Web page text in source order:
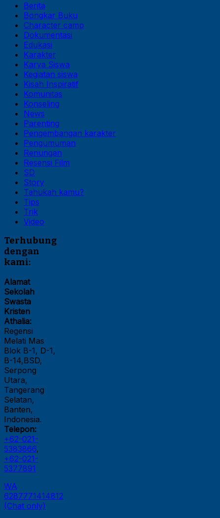
Berita
Bongkar Buku
Character camp
Dokumentasi
Edukasi
Karakter
Karya Siswa
Kegiatan siswa
Kisah Inspiratif
Komunitas
Konseling
News
Parenting
Pengembangan karakter
Pengumuman
Renungan
Resensi Film
SD
Story
Tahukah kamu?
Tips
Trik
Video
Terhubung
dengan
kami:
Alamat
Sekolah
Swasta
Kristen
Athalia:
Regensi
Melati Mas
Blok B-1, D-1,
B-14,BSD,
Serpong
Utara,
Tangerang
Selatan,
Banten,
Indonesia.
Telepon:
+62-021-
5383866,
+62-021-
5377891
WA
6287771414812
(Chat only)